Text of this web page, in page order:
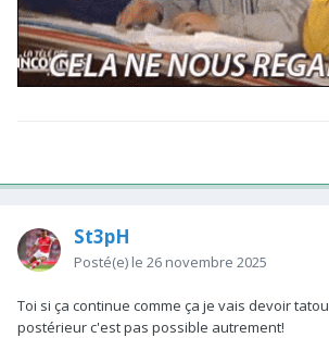
St3pH
Posté(e) le 26 novembre 2025
Toi si ça continue comme ça je vais devoir
postérieur c'est pas possible autrement!